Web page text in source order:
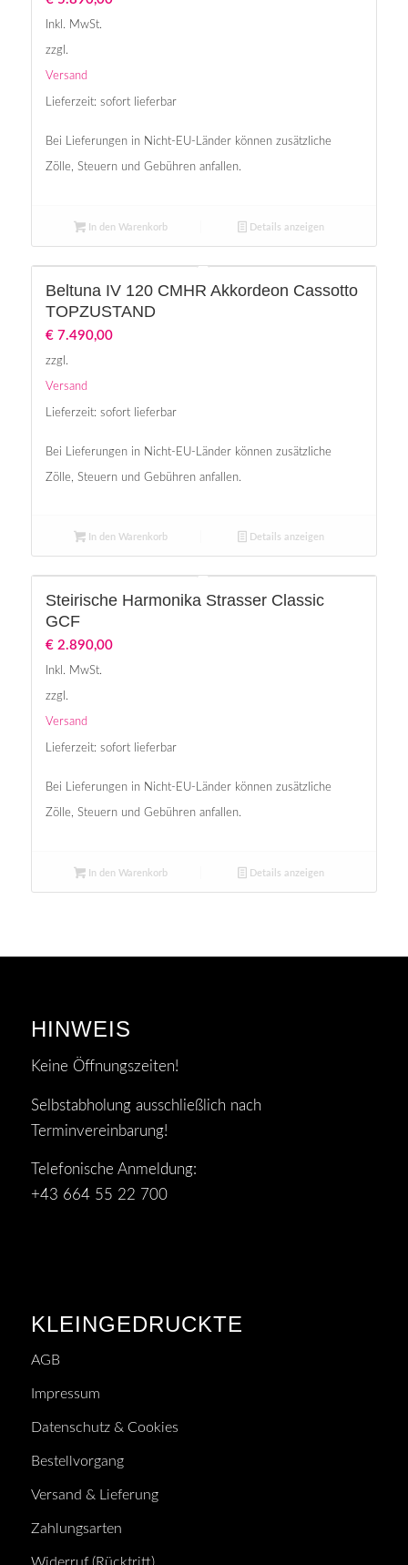
Inkl. MwSt.
zzgl.
Versand
Lieferzeit: sofort lieferbar
Bei Lieferungen in Nicht-EU-Länder können zusätzliche
Zölle, Steuern und Gebühren anfallen.
In den Warenkorb Details anzeigen
Beltuna IV 120 CMHR Akkordeon Cassotto
TOPZUSTAND
€7.490,00
zzgl.
Versand
Lieferzeit: sofort lieferbar
Bei Lieferungen in Nicht-EU-Länder können zusätzliche
Zölle, Steuern und Gebühren anfallen.
In den Warenkorb Details anzeigen
Steirische Harmonika Strasser Classic
GCF
€2.890,00
Inkl. MwSt.
zzgl.
Versand
Lieferzeit: sofort lieferbar
Bei Lieferungen in Nicht-EU-Länder können zusätzliche
Zölle, Steuern und Gebühren anfallen.
In den Warenkorb Details anzeigen
HINWEIS
Keine Öffnungszeiten!
Selbstabholung ausschließlich nach
Terminvereinbarung!
Telefonische Anmeldung:
+43 664 55 22 700
KLEINGEDRUCKTE
AGB
Impressum
Datenschutz & Cookies
Bestellvorgang
Versand & Lieferung
Zahlungsarten